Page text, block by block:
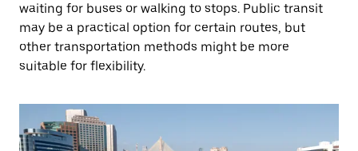
waiting for buses or walking to stops. Public transit
may be a practical option for certain routes, but
other transportation methods might be more
suitable for flexibility.